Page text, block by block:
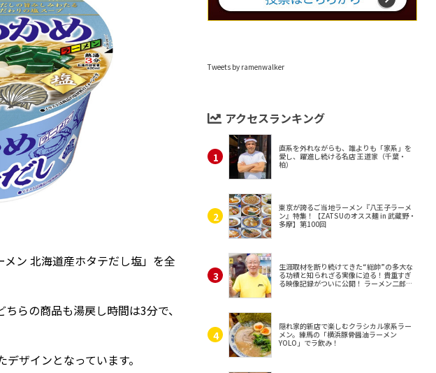
ン 北海道産ホタテだし塩」を全
らの商品も湯戻し時間は3分で、
ザインとなっています。
Tweets by ramenwalker
アクセスランキング
直系を外れながらも、誰よりも「家系」を
愛し、躍進し続ける名店 王道家（千葉・
柏）
東京が誇るご当地ラーメン『八王子ラーメ
ン』特集！【ZATSUのオスス麺 in 武蔵野・
多摩】第100回
生涯取材を断り続けてきた“総帥”の多大な
る功績と知られざる実像に迫る！貴重すぎ
る映像記録がついに公開！ ラーメン二郎
隠れ家的新店で楽しむクラシカル家系ラー
メン。練馬の「横浜豚骨醤油ラーメン
YOLO」でラ飲み！